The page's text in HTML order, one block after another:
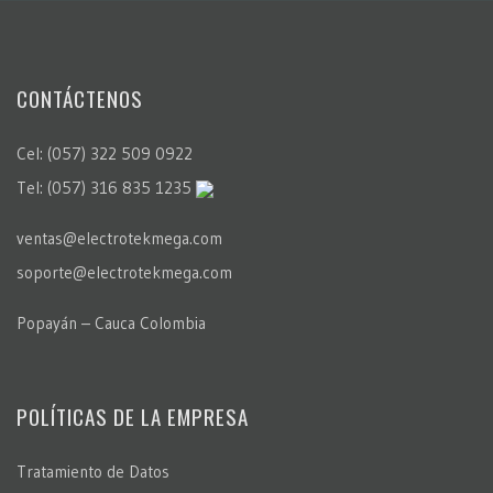
CONTÁCTENOS
Cel: (057) 322 509 0922
Tel: (057) 316 835 1235
ventas@electrotekmega.com
soporte@electrotekmega.com
Popayán – Cauca Colombia
POLÍTICAS DE LA EMPRESA
Tratamiento de Datos